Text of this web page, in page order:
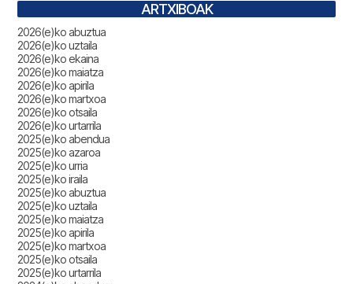
ARTXIBOAK
2026(e)ko abuztua
2026(e)ko uztaila
2026(e)ko ekaina
2026(e)ko maiatza
2026(e)ko apirila
2026(e)ko martxoa
2026(e)ko otsaila
2026(e)ko urtarrila
2025(e)ko abendua
2025(e)ko azaroa
2025(e)ko urria
2025(e)ko iraila
2025(e)ko abuztua
2025(e)ko uztaila
2025(e)ko maiatza
2025(e)ko apirila
2025(e)ko martxoa
2025(e)ko otsaila
2025(e)ko urtarrila